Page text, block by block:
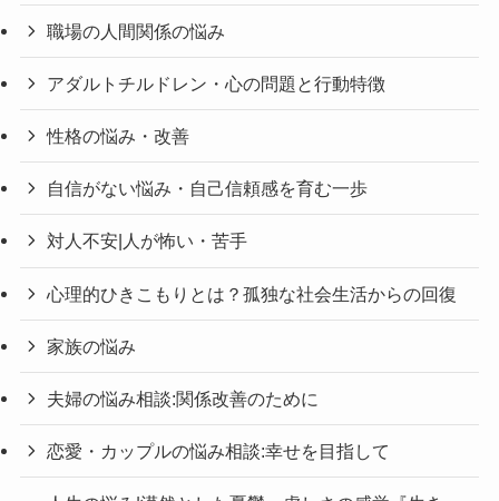
職場の人間関係の悩み
アダルトチルドレン・心の問題と行動特徴
性格の悩み・改善
自信がない悩み・自己信頼感を育む一歩
対人不安|人が怖い・苦手
心理的ひきこもりとは？孤独な社会生活からの回復
家族の悩み
夫婦の悩み相談:関係改善のために
恋愛・カップルの悩み相談:幸せを目指して